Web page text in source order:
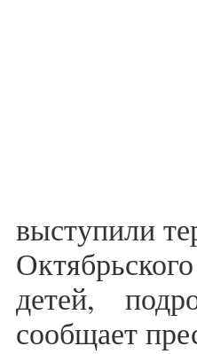
выступили
детей,
сообщает